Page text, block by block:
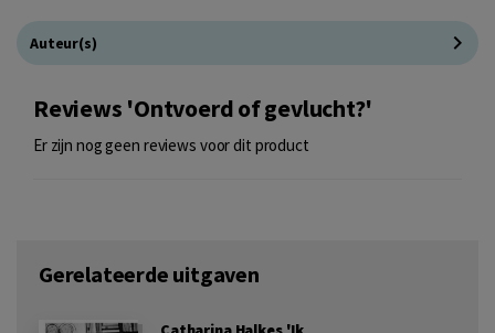
Auteur(s)
Reviews 'Ontvoerd of gevlucht?'
Er zijn nog geen reviews voor dit product
Gerelateerde uitgaven